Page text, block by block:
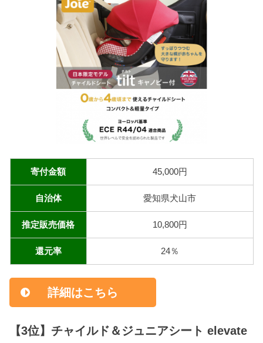
寄付金額 45,000円
自治体 愛知県犬山市
推定販売価格 10,800円
還元率 24％
詳細はこちら
【3位】チャイルド＆ジュニアシート elevate